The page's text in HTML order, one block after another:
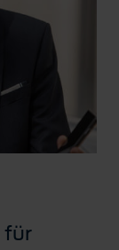
für